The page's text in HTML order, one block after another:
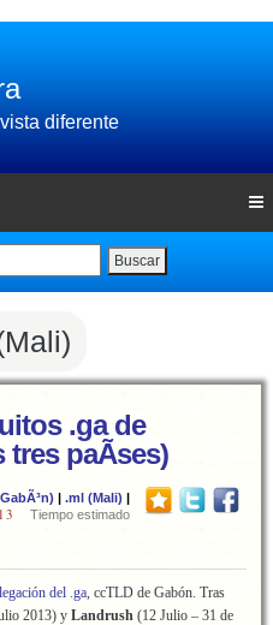
diferente
Buscar
.ga de
tres paÃ­ses)
| .ml (Mali) |
Tiempo estimado
del .ga, ccTLD de Gabón. Tras
2013) y Landrush (12 Julio – 31 de